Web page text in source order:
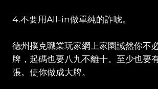
4.不要用All-in做單純的詐唬。
德州撲克職業玩家網上家園誠然你不
牌，起碼也要八九不離十。至少也要
張。使你做成大牌。